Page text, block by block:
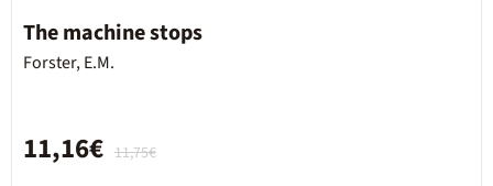
The machine stops
Forster, E.M.
11,75€
11,16€